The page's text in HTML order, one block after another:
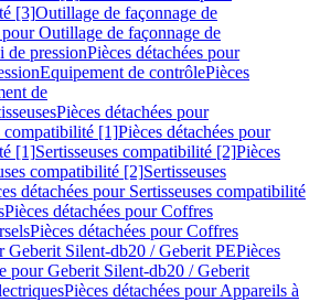
[3]Outillage de façonnage de
pour Outillage de façonnage de
de pressionPièces détachées pour
Equipement de contrôlePièces
de
Pièces détachées pour
compatibilité [1]Pièces détachées pour
[1]Sertisseuses compatibilité [2]Pièces
compatibilité [2]Sertisseuses
détachées pour Sertisseuses compatibilité
Pièces détachées pour Coffres
Pièces détachées pour Coffres
Geberit Silent-db20 / Geberit PEPièces
pour Geberit Silent-db20 / Geberit
Pièces détachées pour Appareils à